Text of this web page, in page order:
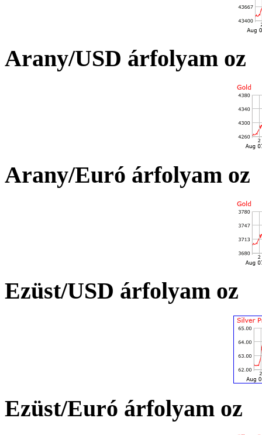
Arany/USD árfolyam oz
Arany/Euró árfolyam oz
Ezüst/USD árfolyam oz
Ezüst/Euró árfolyam oz